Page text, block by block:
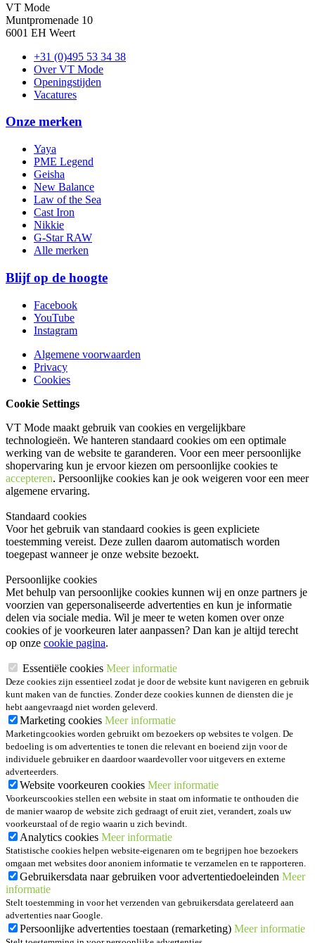
VT Mode
Muntpromenade 10
6001 EH Weert
+31 (0)495 53 34 38
Over VT Mode
Openingstijden
Vacatures
Onze merken
Yaya
PME Legend
Geisha
New Balance
Law of the Sea
Cast Iron
Nikkie
G-Star RAW
Alle merken
Blijf op de hoogte
Facebook
YouTube
Instagram
Algemene voorwaarden
Privacy
Cookies
Cookie Settings
VT Mode maakt gebruik van cookies en vergelijkbare
technologieën. We hanteren standaard cookies om een optimale
werking van de website te garanderen. Voor een meer persoonlijke
shopervaring kun je ervoor kiezen om persoonlijke cookies te
accepteren. Persoonlijke cookies kan je ook weigeren voor een meer
algemene ervaring.
Standaard cookies
Voor het gebruik van standaard cookies is geen expliciete
toestemming vereist. Deze zullen daarom automatisch worden
toegepast wanneer je onze website bezoekt.
Persoonlijke cookies
Met behulp van persoonlijke cookies kunnen wij en onze partners je
voorzien van gepersonaliseerde advertenties en kun je informatie
delen via sociale media. Wil je meer te weten komen over onze
cookies of je voorkeuren later aanpassen? Dan kan je altijd terecht
op onze cookie pagina.
Essentiële cookies Meer informatie
Deze cookies zijn essentieel zodat je door de website kunt navigeren en gebruik
kunt maken van de functies. Zonder deze cookies kunnen de diensten die je
hebt aangevraagd niet worden geleverd.
Marketing cookies Meer informatie
Marketingcookies worden gebruikt om bezoekers op websites te volgen. De
bedoeling is om advertenties te tonen die relevant en boeiend zijn voor de
individuele gebruiker en daardoor waardevoller voor uitgevers en externe
adverteerders.
Website voorkeuren cookies Meer informatie
Voorkeurscookies stellen een website in staat om informatie te onthouden die
de manier waarop de website zich gedraagt of eruit ziet, verandert, zoals uw
voorkeurstaal of de regio waarin u zich bevindt.
Analytics cookies Meer informatie
Statistische cookies helpen website-eigenaren om te begrijpen hoe bezoekers
omgaan met websites door anoniem informatie te verzamelen en te rapporteren.
Gebruikersdata naar gebruiken voor advertentiedoeleinden Meer
informatie
Stelt toestemming in voor het verzenden van gebruikersdata gerelateerd aan
advertenties naar Google.
Persoonlijke advertenties toestaan (remarketing) Meer informatie